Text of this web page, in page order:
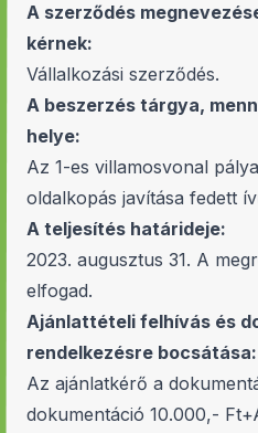
A szerződés
kérnek:
Vállalkozási szerződés.
A beszerzés tárgya,
helye:
Az 1-es villamosvonal
oldalkopás javítása fedett
A teljesítés határideje:
2023. augusztus 31. A
elfogad.
Ajánlattételi felhívás és
rendelkezésre bocsátása:
Az ajánlatkérő a
dokumentáció 10.000,-